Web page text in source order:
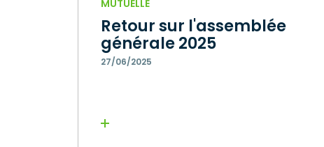
MUTUELLE
Retour sur l'assemblée
générale 2025
27/06/2025
Lire la suite